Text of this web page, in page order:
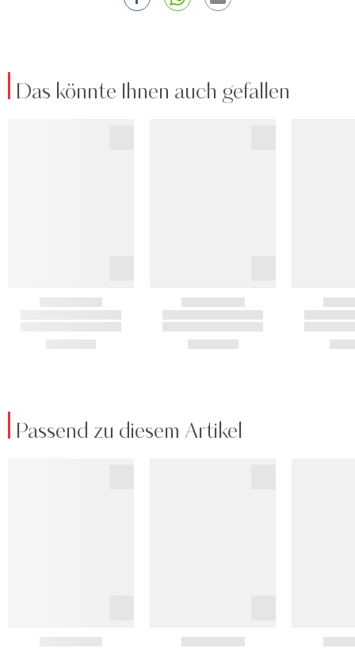
Das könnte Ihnen auch gefallen
Passend zu diesem Artikel